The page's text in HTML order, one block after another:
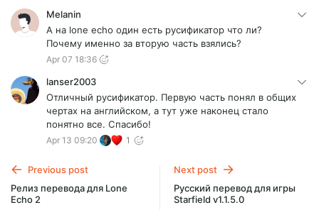
Melanin
А на lone echo один есть русификатор что ли?
Почему именно за вторую часть взялись?
Apr 07 18:36
lanser2003
Отличный русификатор. Первую часть понял в общих
чертах на английском, а тут уже наконец стало
понятно все. Спасибо!
Apr 13 09:20 1
Previous post
Релиз перевода для Lone
Echo 2
Next post
Русский перевод для игры
Starfield v1.1.5.0